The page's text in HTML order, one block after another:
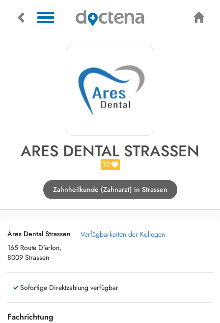
ARES DENTAL STRASSEN
12
Zahnheilkunde (Zahnarzt) in Strassen
Ares Dental Strassen
165 Route D'arlon,
8009 Strassen
Verfügbarkeiten der Kollegen
Sofortige Direktzahlung verfügbar
Fachrichtung